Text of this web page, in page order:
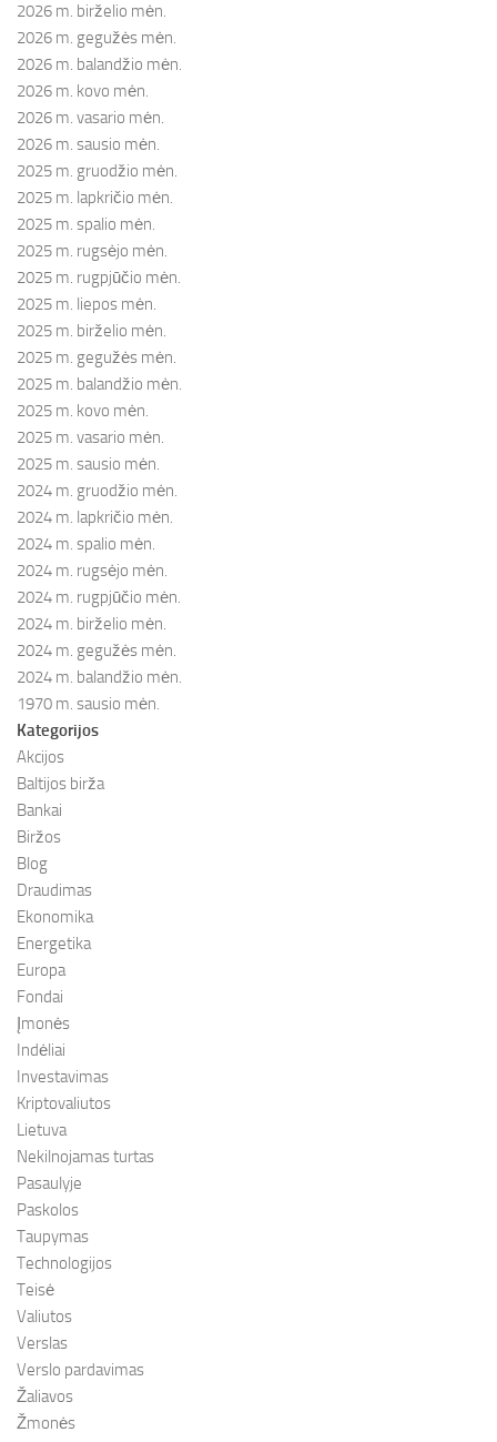
2026 m. birželio mėn.
2026 m. gegužės mėn.
2026 m. balandžio mėn.
2026 m. kovo mėn.
2026 m. vasario mėn.
2026 m. sausio mėn.
2025 m. gruodžio mėn.
2025 m. lapkričio mėn.
2025 m. spalio mėn.
2025 m. rugsėjo mėn.
2025 m. rugpjūčio mėn.
2025 m. liepos mėn.
2025 m. birželio mėn.
2025 m. gegužės mėn.
2025 m. balandžio mėn.
2025 m. kovo mėn.
2025 m. vasario mėn.
2025 m. sausio mėn.
2024 m. gruodžio mėn.
2024 m. lapkričio mėn.
2024 m. spalio mėn.
2024 m. rugsėjo mėn.
2024 m. rugpjūčio mėn.
2024 m. birželio mėn.
2024 m. gegužės mėn.
2024 m. balandžio mėn.
1970 m. sausio mėn.
Kategorijos
Akcijos
Baltijos birža
Bankai
Biržos
Blog
Draudimas
Ekonomika
Energetika
Europa
Fondai
Įmonės
Indėliai
Investavimas
Kriptovaliutos
Lietuva
Nekilnojamas turtas
Pasaulyje
Paskolos
Taupymas
Technologijos
Teisė
Valiutos
Verslas
Verslo pardavimas
Žaliavos
Žmonės